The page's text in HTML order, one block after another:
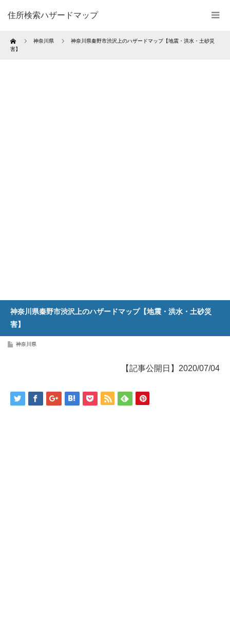
住所検索ハザードマップ
Home 神奈川県
神奈川県秦野市渋沢上のハザードマップ【地震・洪水・土砂災
害】
神奈川県秦野市渋沢上のハザードマップ【地震・洪水・土砂災
害】
神奈川県
【記事公開日】2020/07/04